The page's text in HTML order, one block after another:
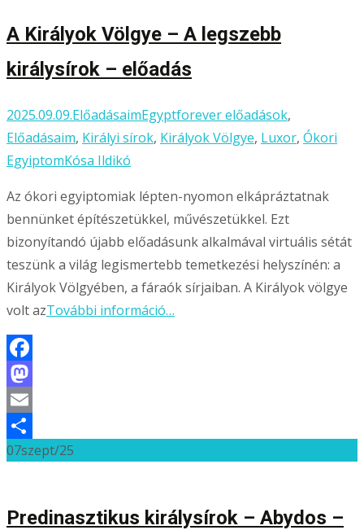
A Királyok Völgye – A legszebb
királysírok – előadás
2025.09.09.ElőadásaimEgyptforever előadások,
Előadásaim, Királyi sírok, Királyok Völgye, Luxor, Ókori
EgyiptomKósa Ildikó
Az ókori egyiptomiak lépten-nyomon elkápráztatnak
bennünket építészetükkel, művészetükkel. Ezt
bizonyítandó újabb előadásunk alkalmával virtuális sétát
teszünk a világ legismertebb temetkezési helyszínén: a
Királyok Völgyében, a fáraók sírjaiban. A Királyok völgye
volt azTovábbi információ…
Facebook
Mastodon
Email
Ossza
07szept/25
Predinasztikus királysírok – Abydos –